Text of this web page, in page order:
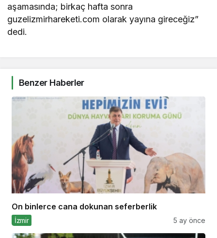
aşamasında; birkaç hafta sonra
guzelizmirhareketi.com olarak yayına gireceğiz”
dedi.
Benzer Haberler
On binlerce cana dokunan seferberlik
İzmir 5 ay önce